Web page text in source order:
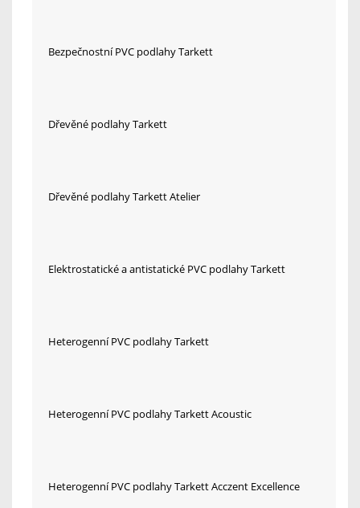
Bezpečnostní PVC podlahy Tarkett
Dřevěné podlahy Tarkett
Dřevěné podlahy Tarkett Atelier
Elektrostatické a antistatické PVC podlahy Tarkett
Heterogenní PVC podlahy Tarkett
Heterogenní PVC podlahy Tarkett Acoustic
Heterogenní PVC podlahy Tarkett Acczent Excellence